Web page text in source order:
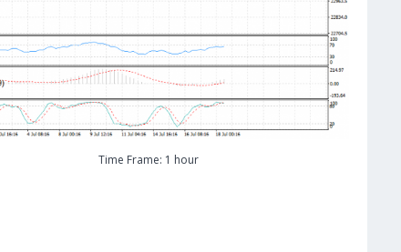
Time Frame: 1 hour